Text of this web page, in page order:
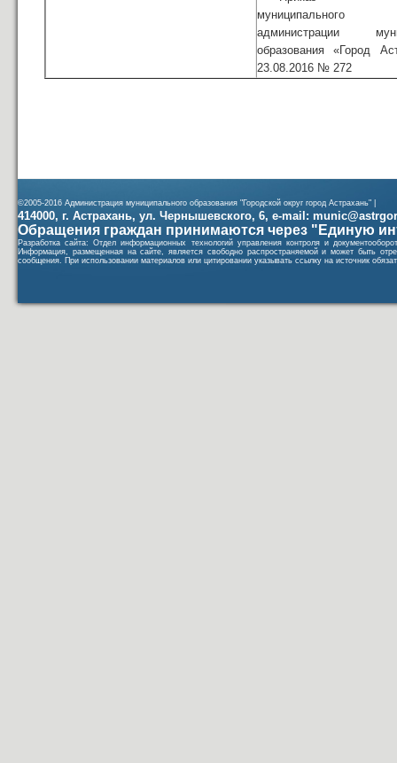
муниципального
администрации
образования «Город
23.08.2016 № 272
©2005-2016 Администрация муниципального образования "Городской округ город Астрахань" |
414000, г. Астрахань, ул. Чернышевского, 6, e-mail:
Обращения граждан принимаются через "Единую
Разработка сайта: Отдел информационных технологий управления контроля и
Информация, размещенная на сайте, является свободно распространяемой и может быть
сообщения. При использовании материалов или цитировании указывать ссылку на источник